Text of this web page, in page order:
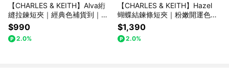
【CHARLES & KEITH】Alva絎
縫拉鍊短夾｜經典色補貨到｜通
勤簡約時尚｜情人節快樂｜生日
禮物｜快速出貨｜小CK｜官方直
營
$990
2.0%
【CHARLES & KEITH】Hazel
蝴蝶結鍊條短夾｜粉嫩開運色｜
情人節快樂｜生日禮物｜快速出
貨｜小CK｜官方直營
$1,390
2.0%